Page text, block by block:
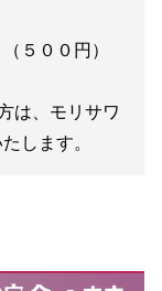
５００円）
は、モリサワ
します。